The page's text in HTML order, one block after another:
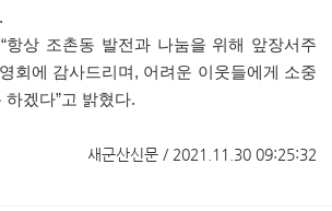
.
“항상 조촌동 발전과 나눔을 위해 앞장서주
회에 감사드리며 , 어려운 이웃들에게 소중
하겠다”고 밝혔다.
새군산신문 / 2021.11.30 09:25:32